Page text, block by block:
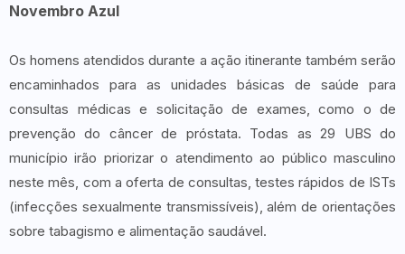
Novembro Azul
Os homens atendidos durante a ação itinerante também serão
encaminhados para as unidades básicas de saúde para
consultas médicas e solicitação de exames, como o de
prevenção do câncer de próstata. Todas as 29 UBS do
município irão priorizar o atendimento ao público masculino
neste mês, com a oferta de consultas, testes rápidos de ISTs
(infecções sexualmente transmissíveis), além de orientações
sobre tabagismo e alimentação saudável.